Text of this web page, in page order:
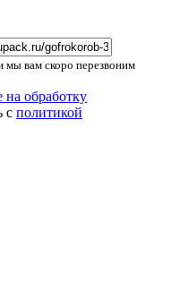
мы вам скоро перезвоним
на обработку
с политикой